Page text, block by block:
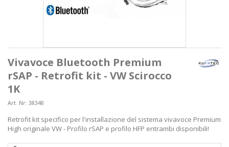
Vivavoce Bluetooth Premium
rSAP - Retrofit kit - VW Scirocco
1K
Art. Nr: 38348
Retrofit kit specifico per l'installazione del sistema vivavoce Premium
High originale VW - Profilo rSAP e profilo HFP entrambi disponibili!